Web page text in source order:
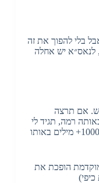
בלי להפוך את זה
יש אחלה
אם תרצה
רמה, תגיד לי
על מה הוא בדיוק — ואתן לך אחד של 1000+ מילים באותו
הופכת את